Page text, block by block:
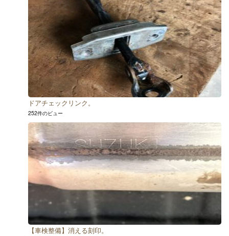
ドアチェックリンク。
252件のビュー
【車検整備】消える刻印。